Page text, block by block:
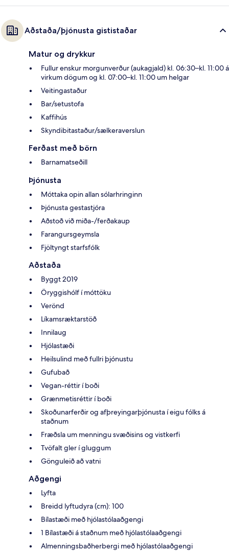
Aðstaða/þjónusta gististaðar
Matur og drykkur
Fullur enskur morgunverður (aukagjald) kl. 06:30–kl. 11:00 á
virkum dögum og kl. 07:00–kl. 11:00 um helgar
Veitingastaður
Bar/setustofa
Kaffihús
Skyndibitastaður/sælkeraverslun
Ferðast með börn
Barnamatseðill
Þjónusta
Móttaka opin allan sólarhringinn
Þjónusta gestastjóra
Aðstoð við miða-/ferðakaup
Farangursgeymsla
Fjöltyngt starfsfólk
Aðstaða
Byggt 2019
Öryggishólf í móttöku
Verönd
Líkamsræktarstöð
Innilaug
Hjólastæði
Heilsulind með fullri þjónustu
Gufubað
Vegan-réttir í boði
Grænmetisréttir í boði
Skoðunarferðir og afþreyingarþjónusta í eigu fólks á
staðnum
Fræðsla um menningu svæðisins og vistkerfi
Tvöfalt gler í gluggum
Gönguleið að vatni
Aðgengi
Lyfta
Breidd lyftudyra (cm): 100
Bílastæði með hjólastólaaðgengi
1 Bílastæði á staðnum með hjólastólaaðgengi
Almenningsbaðherbergi með hjólastólaaðgengi